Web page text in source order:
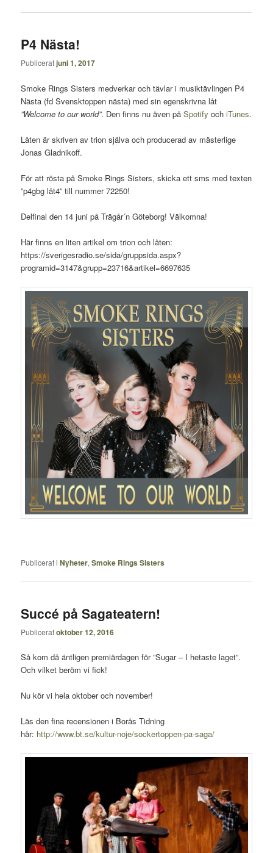
P4 Nästa!
Publiceratjuni 1, 2017
Smoke Rings Sisters medverkar och tävlar i musiktävlingen P4
Nästa (fd Svensktoppen nästa) med sin egenskrivna låt
”Welcome to our world”. Den finns nu även påSpotify ochiTunes.
Låten är skriven av trion själva och producerad av mästerlige
Jonas Gladnikoff.
För att rösta på Smoke Rings Sisters, skicka ett sms med texten
”p4gbg låt4” till nummer 72250!
Delfinal den 14 juni på Trägår´n Göteborg! Välkomna!
Här finns en liten artikel om trion och låten:
https://sverigesradio.se/sida/gruppsida.aspx?
programid=3147&grupp=23716&artikel=6697635
Publicerat i Nyheter,Smoke Rings Sisters
Succé på Sagateatern!
Publiceratoktober 12, 2016
Så kom då äntligen premiärdagen för ”Sugar – I hetaste laget”.
Och vilket beröm vi fick!
Nu kör vi hela oktober och november!
Läs den fina recensionen i Borås Tidning
här: http://www.bt.se/kultur-noje/sockertoppen-pa-saga/